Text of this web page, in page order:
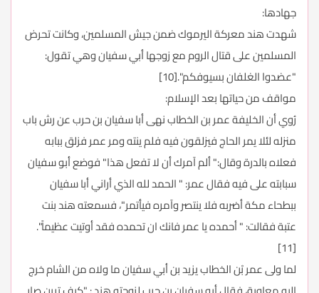
جهادها:
شهدت هند معركة اليرموك ضمن جيش المسلمين، وكانت تحرض
المسلمين على قتال الروم مع زوجها أبي سفيان وهي تقول:
"عضدوا الغلفان بسيوفكم".[10]
مواقف من حياتها بعد الإسلام:
رُوي أن الخليفة عمر بن الخطاب نهى أبا سفيان بن حرب عن رش باب
منزله لئلا يمر الحاج فيزلقون فيه فلم ينته ومر عمر فزلق ببابه
فعلاه بالدرة وقال:" ألم آمرك أن لا تفعل هذا" فوضع أبو سفيان
سبابته على فيه فقال عمر: " الحمد لله الذي أراني أبا سفيان
ببطحاء مكة أضربه فلا ينتصر وآمره فيأتمر"، فسمعته هند بنت
عتبة فقالت: " أحمده يا عمر فانك ان تحمده فقد أوتيت عظيماً".
[11]
لما ولى عمر بْن الخطاب يزيد بن أبي سفيان ما ولاه من الشام خرج